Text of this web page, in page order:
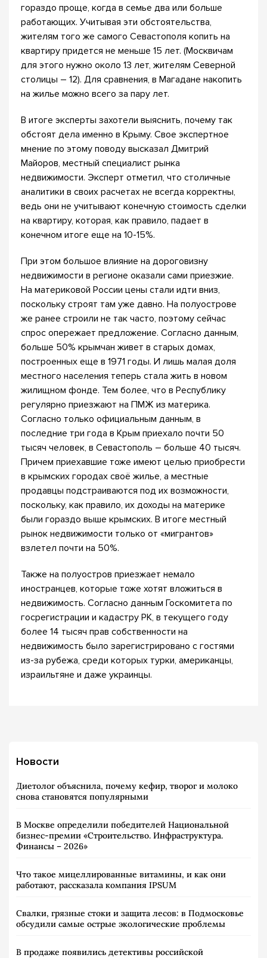
гораздо проще, когда в семье два или больше
работающих. Учитывая эти обстоятельства,
жителям того же самого Севастополя копить на
квартиру придется не меньше 15 лет. (Москвичам
для этого нужно около 13 лет, жителям Северной
столицы – 12). Для сравнения, в Магадане накопить
на жилье можно всего за пару лет.
В итоге эксперты захотели выяснить, почему так
обстоят дела именно в Крыму. Свое экспертное
мнение по этому поводу высказал Дмитрий
Майоров, местный специалист рынка
недвижимости. Эксперт отметил, что столичные
аналитики в своих расчетах не всегда корректны,
ведь они не учитывают конечную стоимость сделки
на квартиру, которая, как правило, падает в
конечном итоге еще на 10-15%.
При этом большое влияние на дороговизну
недвижимости в регионе оказали сами приезжие.
На материковой России цены стали идти вниз,
поскольку строят там уже давно. На полуострове
же ранее строили не так часто, поэтому сейчас
спрос опережает предложение. Согласно данным,
больше 50% крымчан живет в старых домах,
построенных еще в 1971 годы. И лишь малая доля
местного населения теперь стала жить в новом
жилищном фонде. Тем более, что в Республику
регулярно приезжают на ПМЖ из материка.
Согласно только официальным данным, в
последние три года в Крым приехало почти 50
тысяч человек, в Севастополь – больше 40 тысяч.
Причем приехавшие тоже имеют целью приобрести
в крымских городах своё жилье, а местные
продавцы подстраиваются под их возможности,
поскольку, как правило, их доходы на материке
были гораздо выше крымских. В итоге местный
рынок недвижимости только от «мигрантов»
взлетел почти на 50%.
Также на полуостров приезжает немало
иностранцев, которые тоже хотят вложиться в
недвижимость. Согласно данным Госкомитета по
госрегистрации и кадастру РК, в текущего году
более 14 тысяч прав собственности на
недвижимость было зарегистрировано с гостями
из-за рубежа, среди которых турки, американцы,
израильтяне и даже украинцы.
Новости
Диетолог объяснила, почему кефир, творог и молоко
снова становятся популярными
В Москве определили победителей Национальной
бизнес-премии «Строительство. Инфраструктура.
Финансы – 2026»
Что такое мицеллированные витамины, и как они
работают, рассказала компания IPSUM
Свалки, грязные стоки и защита лесов: в Подмосковье
обсудили самые острые экологические проблемы
В продаже появились детективы российской